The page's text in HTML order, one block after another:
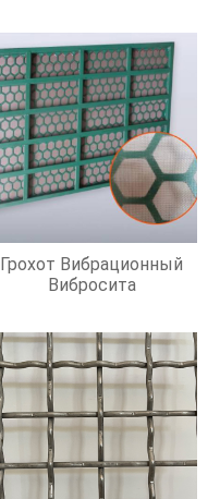
Грохот Вибрационный
Вибросита